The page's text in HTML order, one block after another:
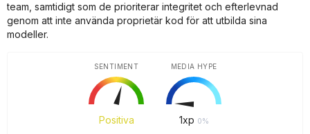
team, samtidigt som de prioriterar integritet och efterlevnad
genom att inte använda proprietär kod för att utbilda sina
modeller.
Positiva
SENTIMENT
1xp 0%
MEDIA HYPE